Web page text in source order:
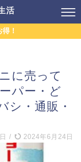
活
！
に売って
パー・ど
シ・通販・
/ 2024年6月24日